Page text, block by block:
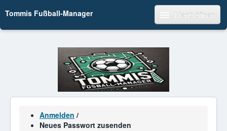
Tommis Fußball-Manager Menü öffnen
Anmelden /
Neues Passwort zusenden